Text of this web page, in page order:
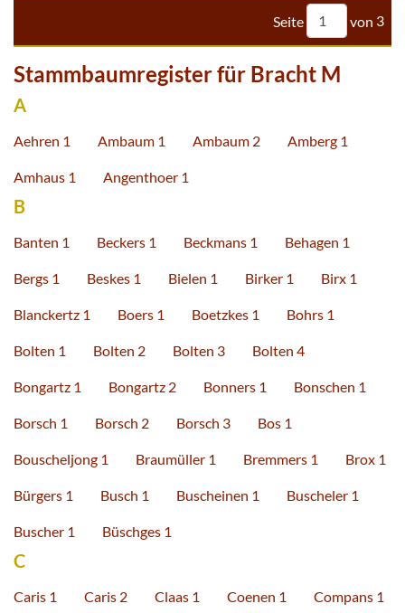
Seite von 3
Stammbaumregister für Bracht M
A
Aehren 1 Ambaum 1 Ambaum 2 Amberg 1
Amhaus 1 Angenthoer 1
B
Banten 1 Beckers 1 Beckmans 1 Behagen 1
Bergs 1 Beskes 1 Bielen 1 Birker 1 Birx 1
Blanckertz 1 Boers 1 Boetzkes 1 Bohrs 1
Bolten 1 Bolten 2 Bolten 3 Bolten 4
Bongartz 1 Bongartz 2 Bonners 1 Bonschen 1
Borsch 1 Borsch 2 Borsch 3 Bos 1
Bouscheljong 1 Braumüller 1 Bremmers 1 Brox 1
Bürgers 1 Busch 1 Buscheinen 1 Buscheler 1
Buscher 1 Büschges 1
C
Caris 1 Caris 2 Claas 1 Coenen 1 Compans 1